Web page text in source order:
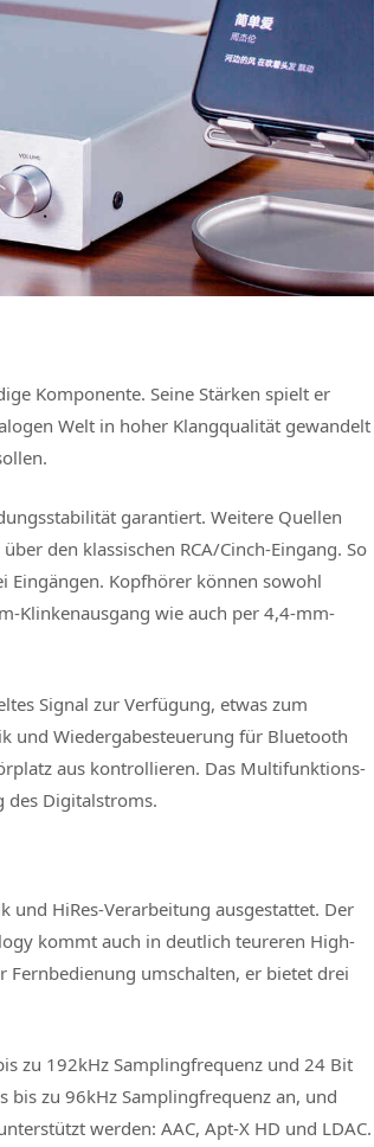
Komponente. Seine Stärken spielt er
Welt in hoher Klangqualität gewandelt
garantiert. Weitere Quellen
den klassischen RCA/Cinch-Eingang. So
Kopfhörer können sowohl
Klinkenausgang wie auch per 4,4-mm-
Signal zur Verfügung, etwas zum
und Wiedergabesteuerung für Bluetooth
aus kontrollieren. Das Multifunktions-
des Digitalstroms.
und HiRes-Verarbeitung ausgestattet. Der
kommt auch in deutlich teureren High-
Fernbedienung umschalten, er bietet drei
zu 192kHz Samplingfrequenz und 24 Bit
zu 96kHz Samplingfrequenz an, und
werden: AAC, Apt-X HD und LDAC.